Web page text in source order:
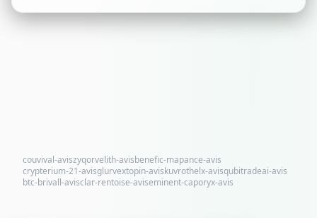
couvival-aviszyqorvelith-avisbenefic-mapance-avis
crypterium-21-avisglurvextopin-aviskuvrothelx-avisqubitradeai-avis
btc-brivall-avisclar-rentoise-aviseminent-caporyx-avis